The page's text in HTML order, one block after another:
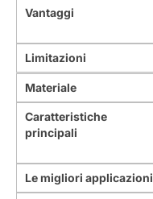
Vantaggi
Limitazioni
Materiale
Caratteristiche
principali
Le migliori applicazioni